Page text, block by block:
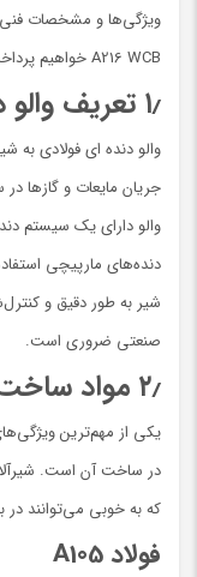
A216 WCB خواهیم پرداخت.
۱٫ تعریف والو دنده ای فولادی
والو دنده ای فولادی به
جریان مایعات و گازها
والو دارای یک سیستم
دنده‌های مارپیچی
شیر به طور دقیق و
صنعتی ضروری است.
۲٫ مواد ساخت شیرآلات دنده ای فولادی
یکی از مهم‌ترین
در ساخت آن است.
که به خوبی می‌توانند در
فولاد A105